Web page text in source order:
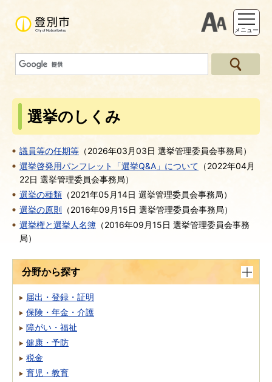
支援ツー
メニュー
選挙のしくみ
議員等の任期等 （2026年03月03日 選挙管理委員会事務局）
選挙啓発用パンフレット「選挙Q&A」について （2022年04月
22日 選挙管理委員会事務局）
選挙の種類 （2021年05月14日 選挙管理委員会事務局）
選挙の原則 （2016年09月15日 選挙管理委員会事務局）
選挙権と選挙人名簿 （2016年09月15日 選挙管理委員会事務
局）
分野から探す
届出・登録・証明
保険・年金・介護
障がい・福祉
健康・予防
税金
育児・教育